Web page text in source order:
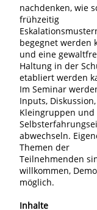
nachdenken, wie
frühzeitig
begegnet werden
und eine
Haltung in der
etabliert werden
Im Seminar
Inputs, Diskussion,
Kleingruppen und
abwechseln.
Themen der
Teilnehmenden
willkommen,
möglich.
Inhalte